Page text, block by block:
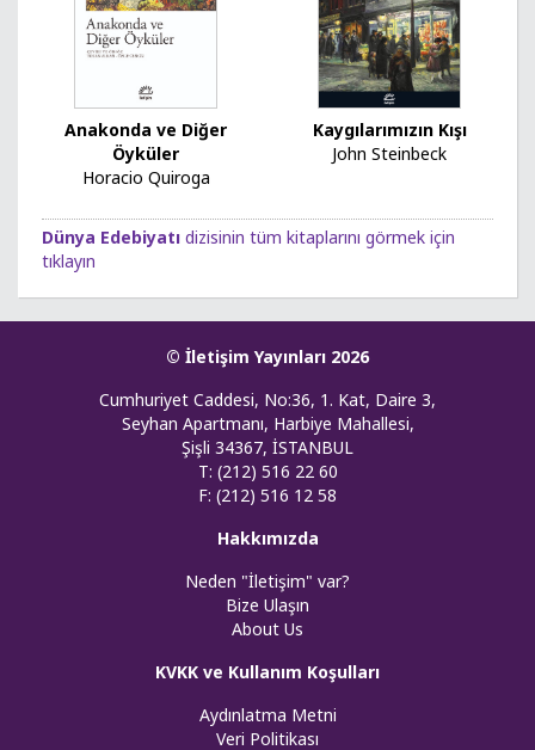
Anakonda ve Diğer
Öyküler
Horacio Quiroga
Kaygılarımızın Kışı
John Steinbeck
Dünya Edebiyatı dizisinin tüm kitaplarını görmek için
tıklayın
© İletişim Yayınları 2026
Cumhuriyet Caddesi, No:36, 1. Kat, Daire 3,
Seyhan Apartmanı, Harbiye Mahallesi,
Şişli 34367, İSTANBUL
T: (212) 516 22 60
F: (212) 516 12 58
Hakkımızda
Neden "İletişim" var?
Bize Ulaşın
About Us
KVKK ve Kullanım Koşulları
Aydınlatma Metni
Veri Politikası